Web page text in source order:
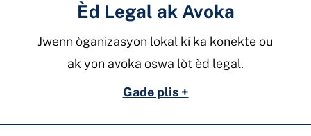
Èd Legal ak Avoka
Jwenn òganizasyon lokal ki ka konekte ou
ak yon avoka oswa lòt èd legal.
Gade plis +